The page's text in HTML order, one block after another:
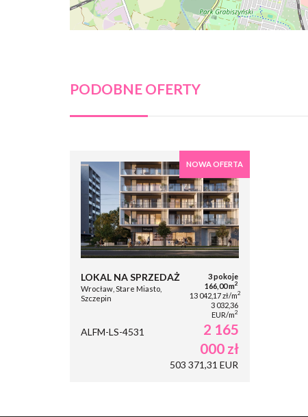
PODOBNE OFERTY
NOWA OFERTA
LOKAL NA SPRZEDAŻ
Wrocław, Stare Miasto,
Szczepin
3 pokoje
166,00 m2
13 042,17 zł/m2
3 032,36
EUR/m2
ALFM-LS-4531
2 165
000 zł
503 371,31 EUR